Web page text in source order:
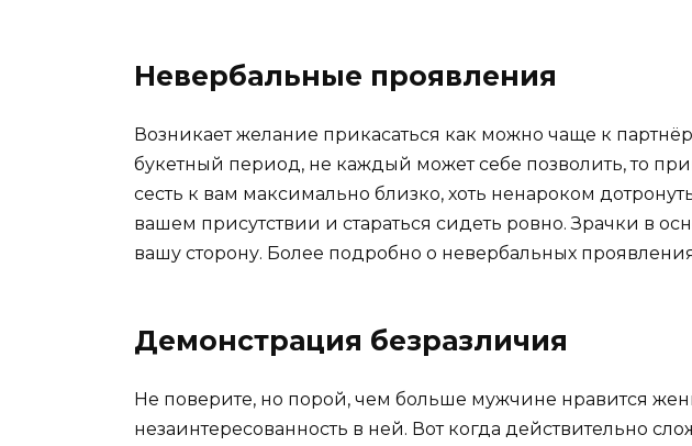
Невербальные проявления
Возникает желание прикасаться как можно чаще к
букетный период, не каждый может себе позволить, то
сесть к вам максимально близко, хоть ненароком
вашем присутствии и стараться сидеть ровно. Зрачки в
вашу сторону. Более подробно о невербальных
Демонстрация безразличия
Не поверите, но порой, чем больше мужчине нравится
незаинтересованность в ней. Вот когда действительно